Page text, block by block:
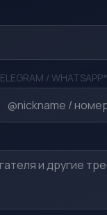
/ WHATSAPP*